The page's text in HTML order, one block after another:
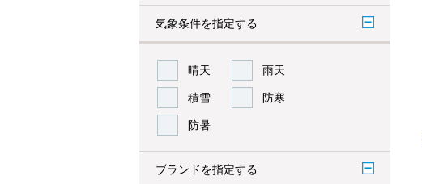
気象条件を指定する
晴天 雨天
積雪 防寒
防暑
ブランドを指定する